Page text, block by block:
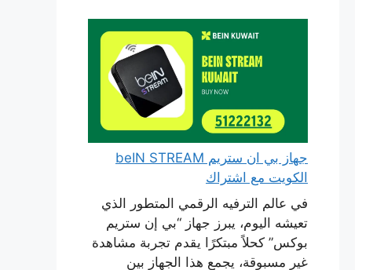
جهاز بي ان ستريم beIN STREAM
الكويت مع اشتراك
في عالم الترفيه الرقمي المتطور الذي
تعيشه اليوم، يبرز جهاز “بي إن ستريم
بوكس” كحلاً مبتكرًا يقدم تجربة مشاهدة
غير مسبوقة، يجمع هذا الجهاز بين